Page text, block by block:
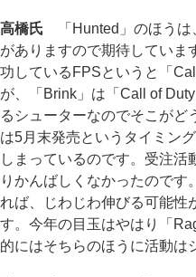
高橋氏 「Hunted」のほうは
がありますので期待していま
功しているFPSというと「
が、「Brink」は「Call of
るシューターなのでそこがど
は5月末発売というタイミン
しまっているのです。受注活
りかんばしくなかったのです
れば、じわじわ伸びる可能性
す。今年の目玉はやはり「
的にはそちらのほうに活動は